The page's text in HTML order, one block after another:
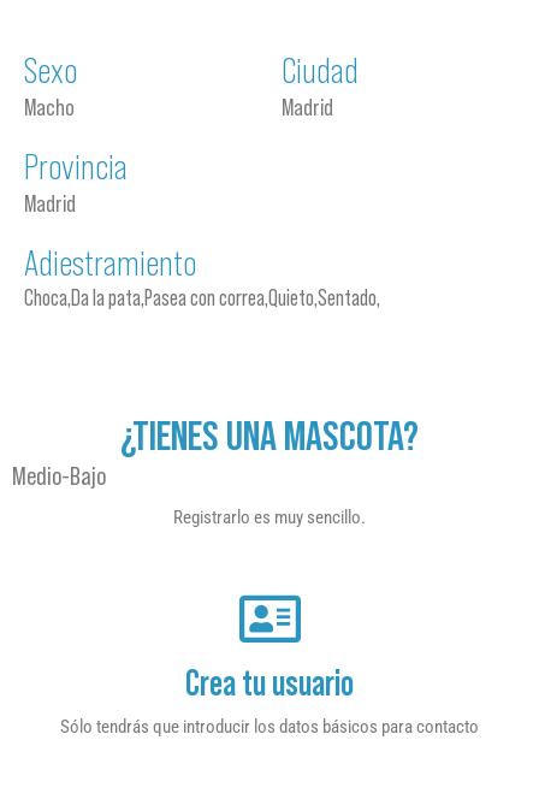
Sexo
Macho
Ciudad
Madrid
Provincia
Madrid
Adiestramiento
Choca,Da la pata,Pasea con correa,Quieto,Sentado,
¿TIENES UNA MASCOTA?
Medio-Bajo
Registrarlo es muy sencillo.
Crea tu usuario
Sólo tendrás que introducir los datos básicos para contacto